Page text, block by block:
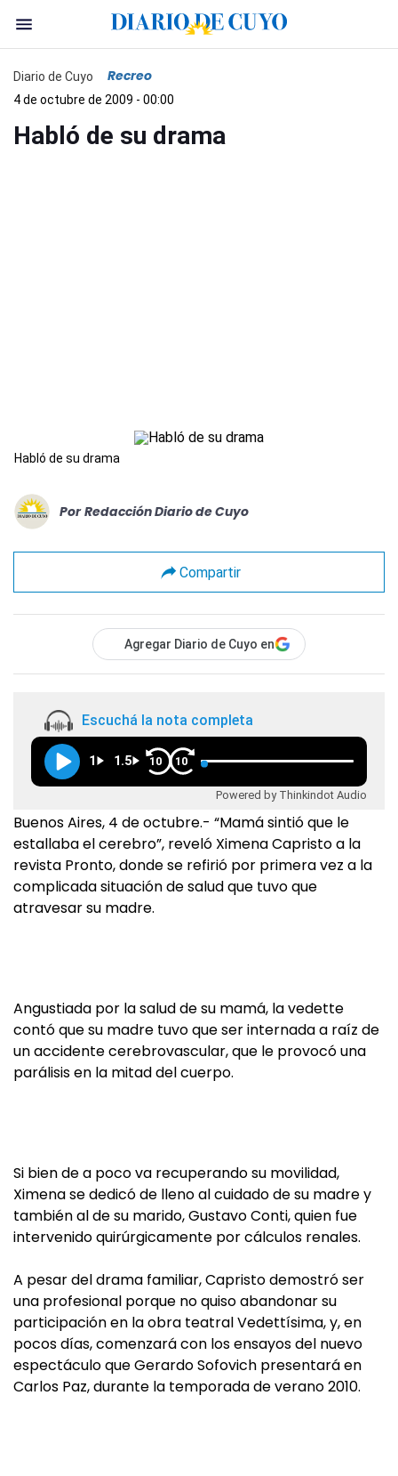
Diario de Cuyo Recreo
4 de octubre de 2009 - 00:00
Habló de su drama
Habló de su drama
Por Redacción Diario de Cuyo
Compartir
Agregar Diario de Cuyo en
Escuchá la nota completa
1 1.5 10 10
Powered by Thinkindot Audio
Buenos Aires, 4 de octubre.- “Mamá sintió que le
estallaba el cerebro”, reveló Ximena Capristo a la
revista Pronto, donde se refirió por primera vez a la
complicada situación de salud que tuvo que
atravesar su madre.
Angustiada por la salud de su mamá, la vedette
contó que su madre tuvo que ser internada a raíz de
un accidente cerebrovascular, que le provocó una
parálisis en la mitad del cuerpo.
Si bien de a poco va recuperando su movilidad,
Ximena se dedicó de lleno al cuidado de su madre y
también al de su marido, Gustavo Conti, quien fue
intervenido quirúrgicamente por cálculos renales.
A pesar del drama familiar, Capristo demostró ser
una profesional porque no quiso abandonar su
participación en la obra teatral Vedettísima, y, en
pocos días, comenzará con los ensayos del nuevo
espectáculo que Gerardo Sofovich presentará en
Carlos Paz, durante la temporada de verano 2010.